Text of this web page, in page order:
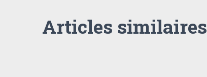
Articles similaires